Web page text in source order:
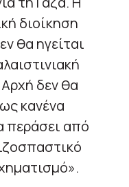
διοίκηση
θα ηγείται
δεν θα
κανένα
περάσει από